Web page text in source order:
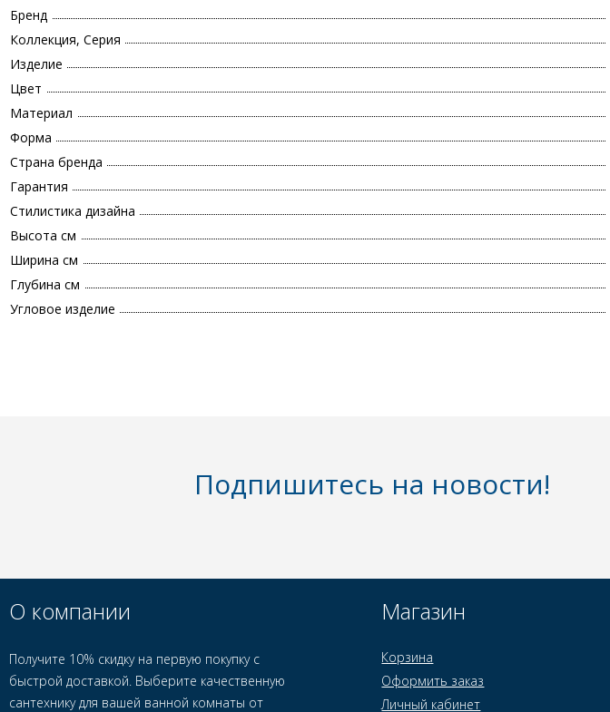
Бренд
Коллекция, Серия
Изделие
Цвет
Материал
Форма
Страна бренда
Гарантия
Стилистика дизайна
Высота см
Ширина см
Глубина см
Угловое изделие
Подпишитесь на новости!
О компании
Получите 10% скидку на первую покупку с
быстрой доставкой. Выберите качественную
сантехнику для вашей ванной комнаты от
Магазин
Корзина
Оформить заказ
Личный кабинет